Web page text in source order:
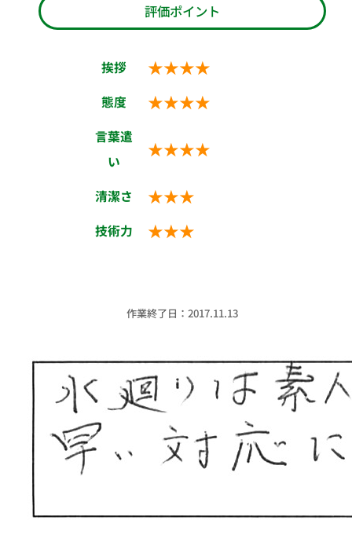
評価ポイント
挨拶 ★★★★
態度 ★★★★
言葉遣
い
★★★★
清潔さ ★★★
技術力 ★★★
作業終了日：2017.11.13